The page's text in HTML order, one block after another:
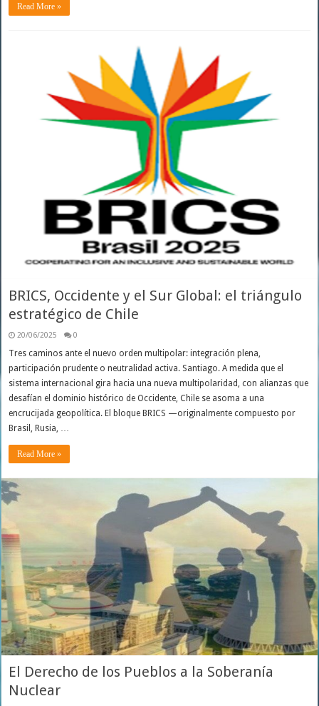
Read More »
BRICS, Occidente y el Sur Global: el triángulo
estratégico de Chile
20/06/2025 0
Tres caminos ante el nuevo orden multipolar: integración plena,
participación prudente o neutralidad activa. Santiago. A medida que el
sistema internacional gira hacia una nueva multipolaridad, con alianzas que
desafían el dominio histórico de Occidente, Chile se asoma a una
encrucijada geopolítica. El bloque BRICS —originalmente compuesto por
Brasil, Rusia, …
Read More »
El Derecho de los Pueblos a la Soberanía
Nuclear